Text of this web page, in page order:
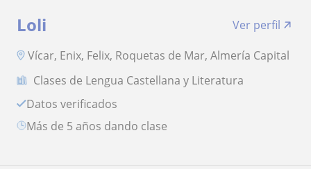
Loli
Ver perfil
Vícar, Enix, Felix, Roquetas de Mar, Almería Capital
Clases de Lengua Castellana y Literatura
Datos verificados
más de 5 años dando clase